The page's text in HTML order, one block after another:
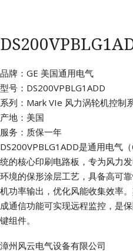
品牌：GE 美国通用电气
型号：DS200VPBLG1ADD
系列：Mark VIe 风力涡轮机控制
产地：美国
服务：质保一年
DS200VPBLG1ADD是通用电气
统的核心印刷电路板，专为风力
环境的保形涂层工艺，具备高可
机功率输出，优化风能收集效率
成通信功能可实现远程监控，是
键组件。
漳州风云电气设备有限公司